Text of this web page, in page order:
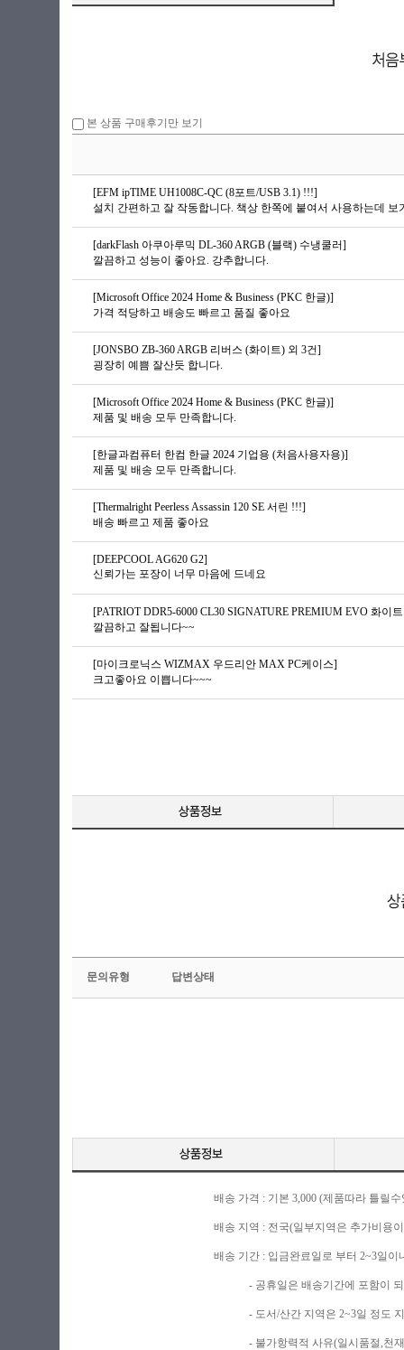
본 상품 구매후기만 보기
[EFM ipTIME UH1008C-QC (8포트/USB 3.1) !!!]
설치 간편하고 잘 작동합니다. 책상 한쪽에 붙여서 사용하는데
[darkFlash 아쿠아루믹 DL-360 ARGB (블랙) 수냉쿨러]
깔끔하고 성능이 좋아요. 강추합니다.
[Microsoft Office 2024 Home & Business (PKC 한글)]
가격 적당하고 배송도 빠르고 품질 좋아요
[JONSBO ZB-360 ARGB 리버스 (화이트) 외 3건]
굉장히 예쁨 잘산듯 합니다.
[Microsoft Office 2024 Home & Business (PKC 한글)]
제품 및 배송 모두 만족합니다.
[한글과컴퓨터 한컴 한글 2024 기업용 (처음사용자용)]
제품 및 배송 모두 만족합니다.
[Thermalright Peerless Assassin 120 SE 서린 !!!]
배송 빠르고 제품 좋아요
[DEEPCOOL AG620 G2]
신뢰가는 포장이 너무 마음에 드네요
[PATRIOT DDR5-6000 CL30 SIGNATURE PREMIUM EVO 화이
깔끔하고 잘됩니다~~
[마이크로닉스 WIZMAX 우드리안 MAX PC케이스]
크고좋아요 이쁩니다~~~
문의유형 답변상태
배송 가격 : 기본 3,000 (제품따라 틀릴
배송 지역 : 전국(일부지역은 추가비용
배송 기간 : 입금완료일로 부터 2~3일이
- 공휴일은 배송기간에 포함이 되
- 도서/산간 지역은 2~3일 정도 지
- 불가항력적 사유(일시품절,천재